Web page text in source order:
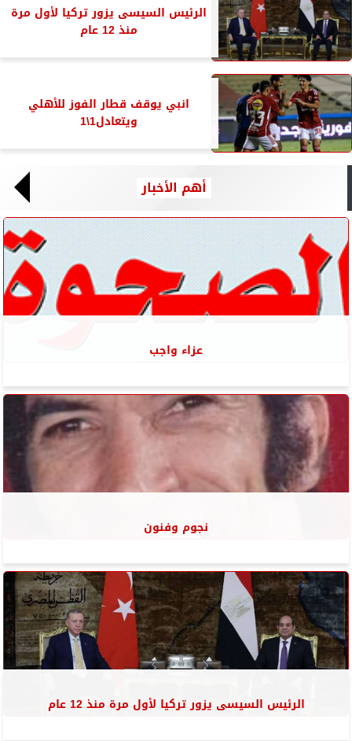
الرئيس السيسى يزور تركيا لأول مرة
منذ 12 عام
انبي يوقف قطار الفوز للأهلي
ويتعادل1\1
أهم الأخبار
عزاء واجب
نجوم وفنون
الرئيس السيسى يزور تركيا لأول مرة منذ 12 عام